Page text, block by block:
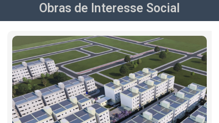
Obras de Interesse Social